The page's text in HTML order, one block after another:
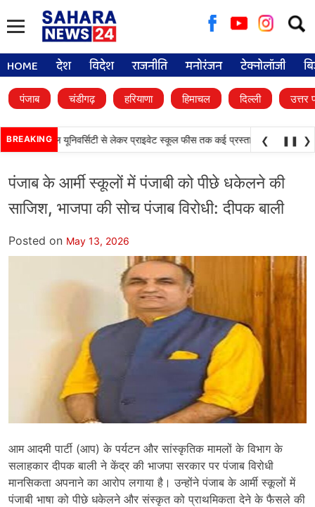
for:
HOME देश विदेश राजनीति मनोरंजन टेक्नोलॉजी
पंजाब चंडीगढ़ हरियाणा हिमाचल दिल्ली उत्तर
BREAKING
डिजिटल यूनिवर्सिटी से लेकर प्राइवेट स्कूल फीस तक कई प्रस्तावों को मंजूरी •
❮ ❚❚ ❯
पंजाब के आर्मी स्कूलों में पंजाबी को पीछे धकेलने की
साजिश, भाजपा की सोच पंजाब विरोधी: दीपक बाली
Posted on May 13, 2026
आम आदमी पार्टी (आप) के पर्यटन और सांस्कृतिक मामलों के विभाग के
सलाहकार दीपक बाली ने केंद्र की भाजपा सरकार पर पंजाब विरोधी
मानसिकता अपनाने का आरोप लगाया है। उन्होंने पंजाब के आर्मी स्कूलों में
पंजाबी भाषा को पीछे धकेलने और संस्कृत को प्राथमिकता देने के फैसले की